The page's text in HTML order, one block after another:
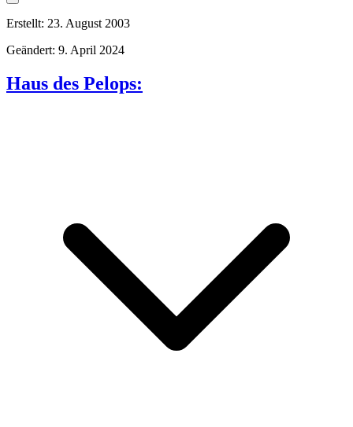
Erstellt: 23. August 2003
Geändert: 9. April 2024
Haus des Pelops: